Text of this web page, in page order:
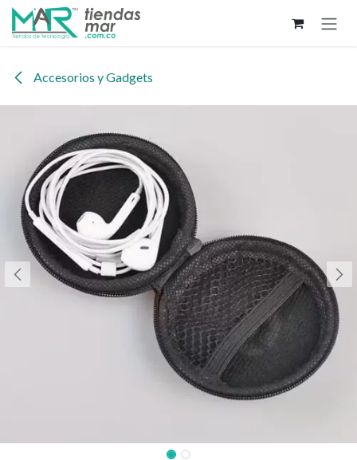
Ir al contenido
Accesorios y Gadgets